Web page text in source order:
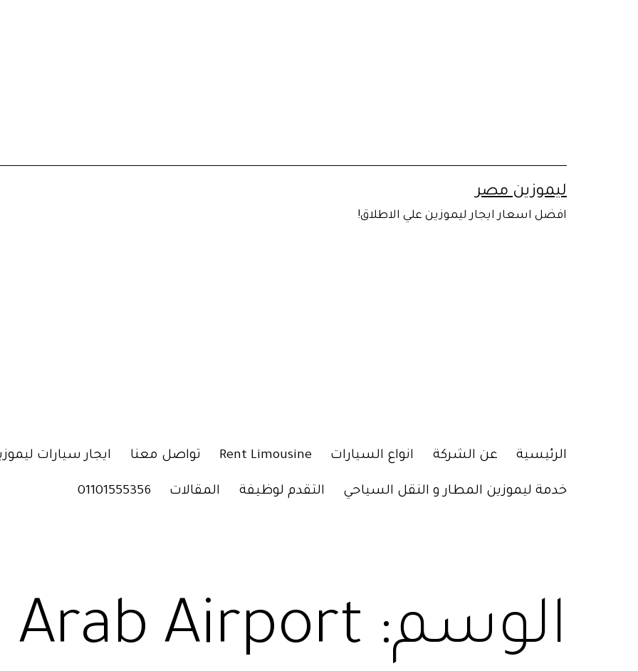
ليموزين مصر
افضل اسعار ايجار ليموزين علي الاطلاق!
الرئيسية عن الشركة انواع السيارات Rent Limousine تواصل معنا ايجار سيارات
خدمة ليموزين المطار و النقل السياحي التقدم لوظيفة المقالات 01101555356
الوسم: Arab Airport